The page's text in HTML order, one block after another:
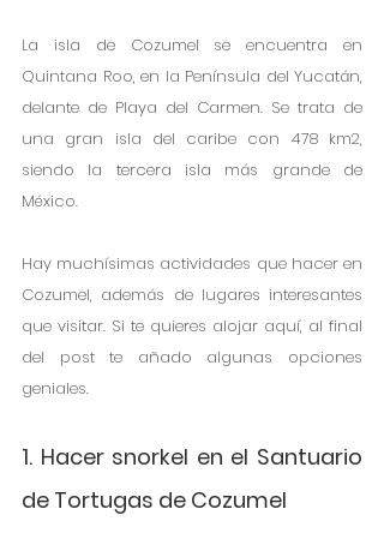
La isla de Cozumel se encuentra en
Quintana Roo, en la Península del Yucatán,
delante de Playa del Carmen. Se trata de
una gran isla del caribe con 478 km2,
siendo la tercera isla más grande de
México.
Hay muchísimas actividades que hacer en
Cozumel, además de lugares interesantes
que visitar. Si te quieres alojar aquí, al final
del post te añado algunas opciones
geniales.
1. Hacer snorkel en el Santuario
de Tortugas de Cozumel